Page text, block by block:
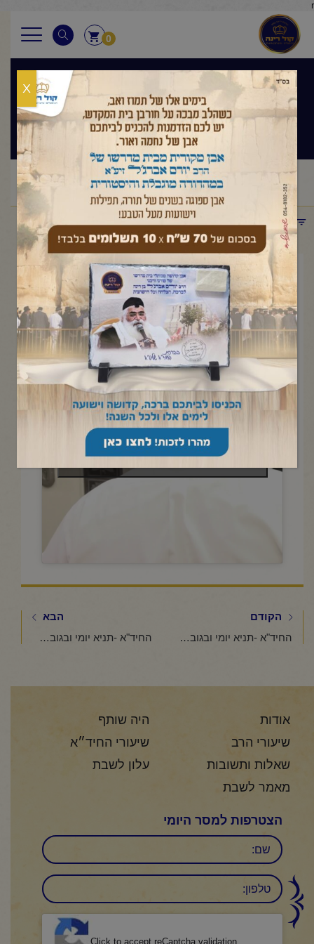
r
0
קהלת
ראשי שיעורי החיד"א/ קהלת/החיד"א -מקדשי שביעי שיעור
בקהלת-י"א תשרי תשפ"ו
תפריט קטגוריות
החיד"א -מקדשי שביעי שיעור
בקהלת-י"א תשרי תשפ"ו
אוקטובר 15, 2025
Click to accept marketing cookies and
enable this content
הקודם
החיד"א -תניא יומי ובגובה עיניים-י"א תשרי תשפ"ו
הבא
החיד"א -תניא יומי ובגובה העיניים-י"ג תשרי תשפ"ו
אודות
היה שותף
שיעורי הרב
שיעורי החיד״א
שאלות ותשובות
עלון לשבת
מאמר לשבת
הצטרפות למסר היומי
שם
טלפון:
Click to accept reCaptcha validation.
X